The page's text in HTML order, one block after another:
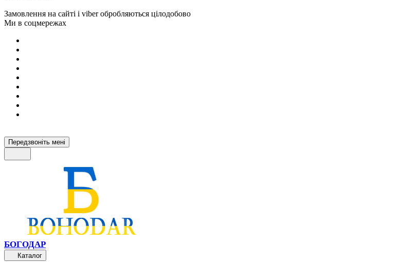
Замовлення на сайті і viber обробляються цілодобово
Ми в соцмережах
Передзвоніть мені
БОГОДАР
Каталог